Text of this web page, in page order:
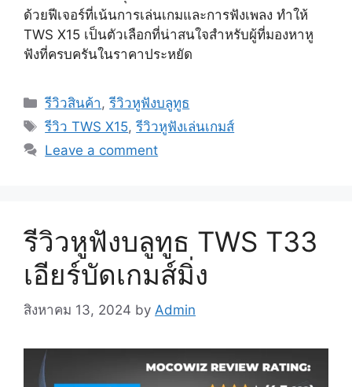
ด้วยฟีเจอร์ที่เน้นการเล่นเกมและการฟังเพลง ทำให้
TWS X15 เป็นตัวเลือกที่น่าสนใจสำหรับผู้ที่มองหาหู
ฟังที่ครบครันในราคาประหยัด
Categories
รีวิวสินค้า,รีวิวหูฟังบลูทูธ
Tags
รีวิว TWS X15,รีวิวหูฟังเล่นเกมส์
Leave a comment
รีวิวหูฟังบลูทูธ TWS T33
เอียร์บัดเกมส์มิ่ง
สิงหาคม 13, 2024 by Admin